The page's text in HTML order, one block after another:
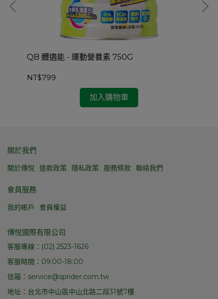
QB 體適能 - 運動營養素 750G
NT$799
加入購物車
關於我們
關於傳悅 退款政策 隱私政策 服務條款 聯絡我們
會員服務
我的帳戶 會員權益
傳悅國際有限公司
客服專線：(02) 2523-1626
客服時間：09:00-18:00
信箱：service@sprider.com.tw
地址：台北市中山區中山北路二段31號7樓